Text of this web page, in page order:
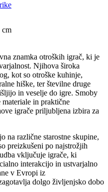
cm
znamka otroških igrač, ki je
Njihova široka
kot so otroške kuhinje,
hiške, ter številne druge
in veselje do igre. Smoby
in praktične
igrače priljubljena izbira za
na različne starostne skupine,
preizkušeni po najstrožjih
vključuje igrače, ki
interakcijo in ustvarjalno
v Evropi iz
dolgo življenjsko dobo